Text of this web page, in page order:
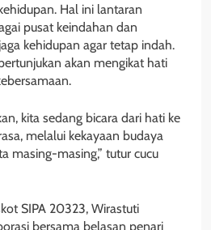
Hal ini lantaran
pusat keindahan dan
kehidupan agar tetap indah.
akan mengikat hati
kita sedang bicara dari hati ke
melalui kekayaan budaya
masing-masing,” tutur cucu
SIPA 20323, Wirastuti
bersama belasan penari